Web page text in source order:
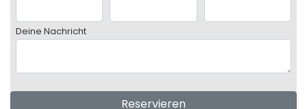
Deine Nachricht
Reservieren